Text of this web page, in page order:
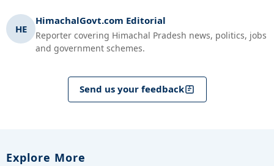
HE
HimachalGovt.com Editorial
Reporter covering Himachal Pradesh news, politics, jobs
and government schemes.
Send us your feedback
Explore More